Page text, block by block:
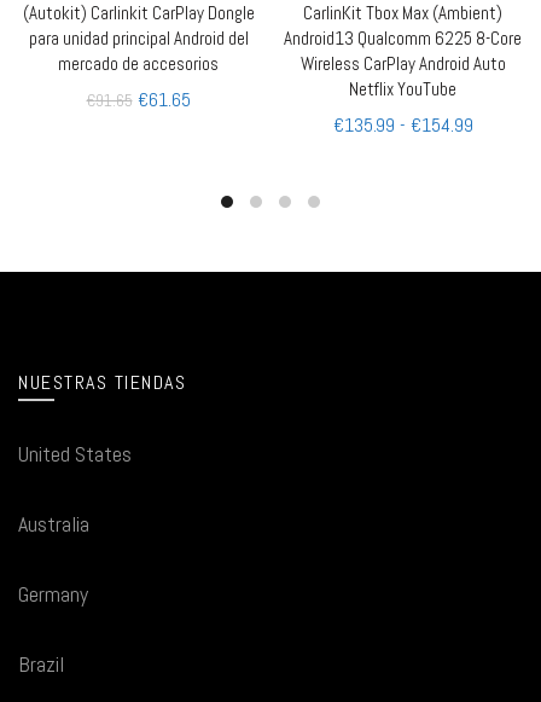
AÑADIR AL CARRITO
(Autokit) Carlinkit CarPlay Dongle
para unidad principal Android del
mercado de accesorios
€91.65 €61.65
QUICK SHOP
CarlinKit Tbox Max (Ambient)
Android13 Qualcomm 6225 8-Core
Wireless CarPlay Android Auto
Netflix YouTube
€135.99 - €154.99
NUESTRAS TIENDAS
United States
Australia
Germany
Brazil